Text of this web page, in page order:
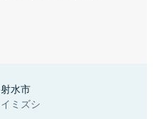
射水市
イミズシ